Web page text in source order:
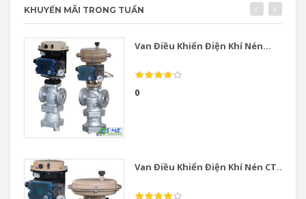
KHUYẾN MÃI TRONG TUẦN
Van Điều Khiển Điện Khí Nén...
0
Van Điều Khiển Điện Khí Nén CT...